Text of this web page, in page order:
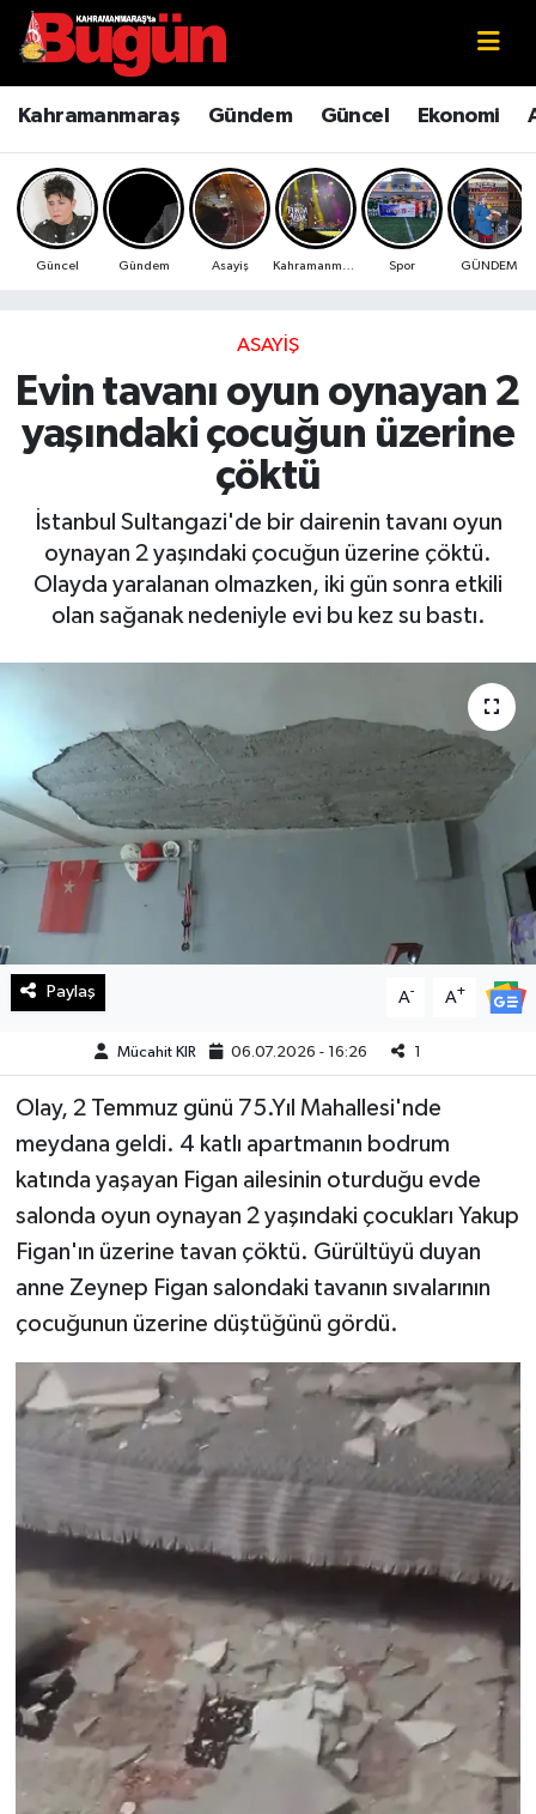
Kahramanmaraş Gündem Güncel Ekonomi
Güncel Gündem Asayiş Spor GÜNDEM
ASAYIŞ
Evin tavanı oyun oynayan 2
yaşındaki çocuğun üzerine
çöktü
İstanbul Sultangazi'de bir dairenin tavanı oyun
oynayan 2 yaşındaki çocuğun üzerine çöktü.
Olayda yaralanan olmazken, iki gün sonra etkili
olan sağanak nedeniyle evi bu kez su bastı.
Paylaş A- A+
Mücahit KIR 06.07.2026 - 16:26 1
Olay, 2 Temmuz günü 75.Yıl Mahallesi'nde
meydana geldi. 4 katlı apartmanın bodrum
katında yaşayan Figan ailesinin oturduğu evde
salonda oyun oynayan 2 yaşındaki çocukları Yakup
Figan'ın üzerine tavan çöktü. Gürültüyü duyan
anne Zeynep Figan salondaki tavanın sıvalarının
çocuğunun üzerine düştüğünü gördü.
Kahramanmaraş
Kahramanmaraş Sokak Röportajları
Bilim ve Teknoloji
Çevre
Ekonomi
Genel
Güncel
Haberde İnsan
Manşet Altı
Manşetler
Resmi İlan
Spor
Yaşam
KAHRAMANMARAŞ
Kahramanmaraş Nöbetçi Eczaneler
Kahramanmaraş Hava Durumu
Kahramanmaraş Namaz Vakitleri
Kahramanmaraş Trafik Yoğunluk Haritası
Süper Lig Puan Durumu ve Fikstür
Tüm Manşetler
Son Dakika Haberleri
Haber Arşivi